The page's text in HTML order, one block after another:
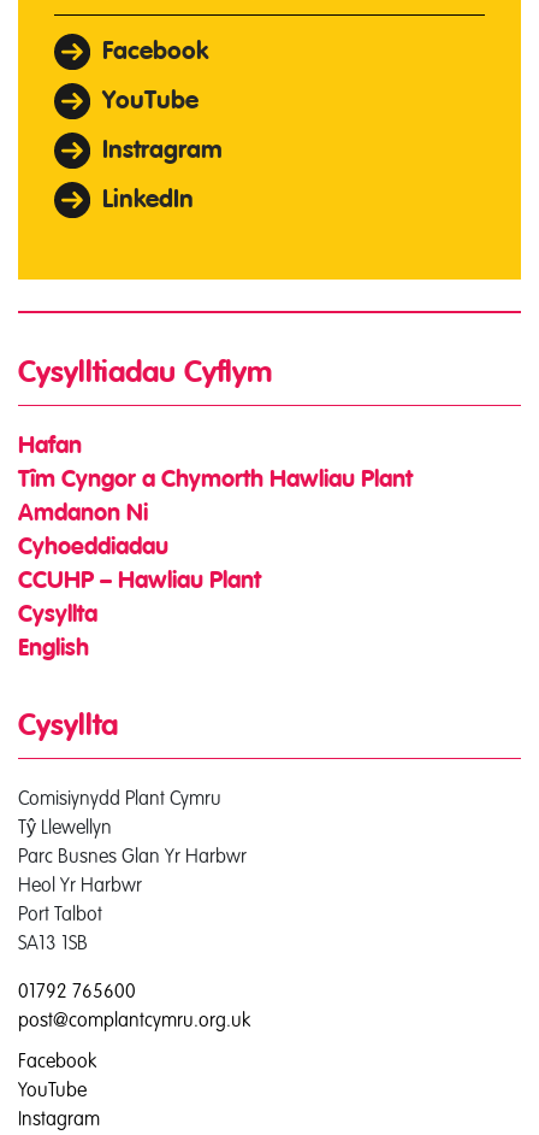
Facebook
YouTube
Instragram
LinkedIn
Cysylltiadau Cyflym
Hafan
Tîm Cyngor a Chymorth Hawliau Plant
Amdanon Ni
Cyhoeddiadau
CCUHP – Hawliau Plant
Cysyllta
English
Cysyllta
Comisiynydd Plant Cymru
Tŷ Llewellyn
Parc Busnes Glan Yr Harbwr
Heol Yr Harbwr
Port Talbot
SA13 1SB
01792 765600
post@complantcymru.org.uk
Facebook
YouTube
Instagram